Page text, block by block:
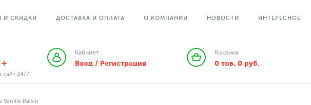
И СКИДКИ ДОСТАВКА И ОПЛАТА О КОМПАНИИ НОВОСТИ ИНТЕРЕСНОЕ
сайт 24/7
Кабинет
Вход / Регистрация
Корзина
0 тов. 0руб.
Vanille Raisin